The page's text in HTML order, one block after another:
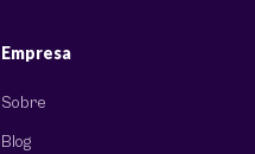
Empresa
Sobre
Blog